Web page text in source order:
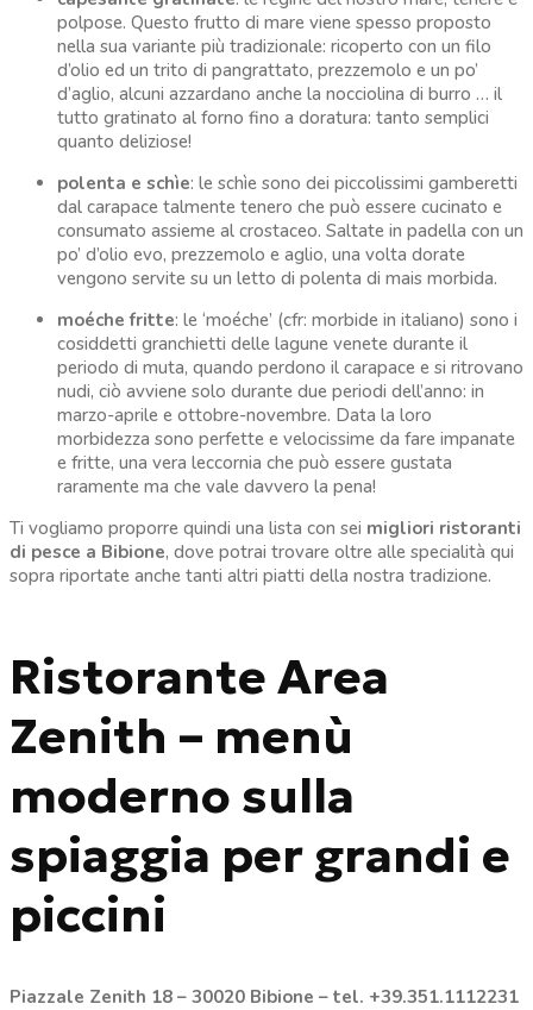
polpose. Questo frutto di mare viene spesso proposto
nella sua variante più tradizionale: ricoperto con un filo
d’olio ed un trito di pangrattato, prezzemolo e un po’
d’aglio, alcuni azzardano anche la nocciolina di burro … il
tutto gratinato al forno fino a doratura: tanto semplici
quanto deliziose!
polenta e schìe: le schìe sono dei piccolissimi gamberetti
dal carapace talmente tenero che può essere cucinato e
consumato assieme al crostaceo. Saltate in padella con un
po’ d’olio evo, prezzemolo e aglio, una volta dorate
vengono servite su un letto di polenta di mais morbida.
moéche fritte: le ‘moéche’ (cfr: morbide in italiano) sono i
cosiddetti granchietti delle lagune venete durante il
periodo di muta, quando perdono il carapace e si ritrovano
nudi, ciò avviene solo durante due periodi dell’anno: in
marzo-aprile e ottobre-novembre. Data la loro
morbidezza sono perfette e velocissime da fare impanate
e fritte, una vera leccornia che può essere gustata
raramente ma che vale davvero la pena!
Ti vogliamo proporre quindi una lista con sei migliori ristoranti
di pesce a Bibione, dove potrai trovare oltre alle specialità qui
sopra riportate anche tanti altri piatti della nostra tradizione.
Ristorante Area
Zenith – menù
moderno sulla
spiaggia per grandi e
piccini
Piazzale Zenith 18 – 30020 Bibione – tel. +39.351.1112231